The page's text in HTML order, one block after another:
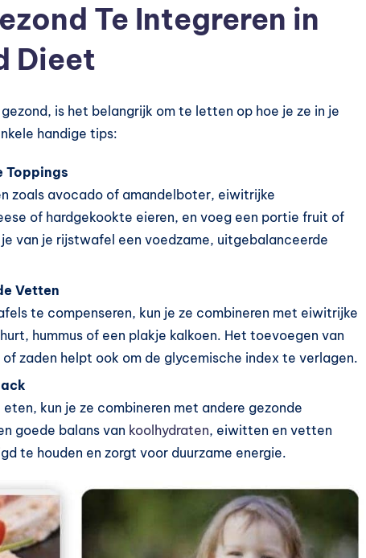
Te Integreren in
Dieet
is het belangrijk om te letten op hoe je ze in je
handige tips:
Toppings
zoals avocado of amandelboter, eiwitrijke
of hardgekookte eieren, en voeg een portie fruit of
van je rijstwafel een voedzame, uitgebalanceerde
Vetten
te compenseren, kun je ze combineren met eiwitrijke
hummus of een plakje kalkoen. Het toevoegen van
zaden helpt ook om de glycemische index te verlagen.
kun je ze combineren met andere gezonde
goede balans van koolhydraten, eiwitten en vetten
te houden en zorgt voor duurzame energie.